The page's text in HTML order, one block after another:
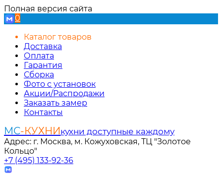
Полная версия сайта
0
Каталог товаров
Доставка
Оплата
Гарантия
Сборка
Фото с установок
Акции/Распродажи
Заказать замер
Контакты
МС-КУХНИкухни доступные каждому
Адрес: г. Москва, м. Кожуховская, ТЦ "Золотое
Кольцо"
+7 (495) 133-92-36